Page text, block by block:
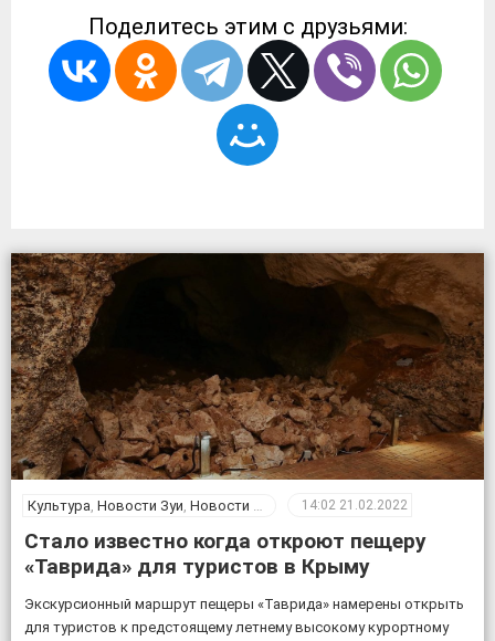
Поделитесь этим с друзьями:
Культура Новости Зуи Новости Крыма 14:02 21.02.2022
Стало известно когда откроют пещеру
«Таврида» для туристов в Крыму
Экскурсионный маршрут пещеры «Таврида» намерены открыть
для туристов к предстоящему летнему высокому курортному